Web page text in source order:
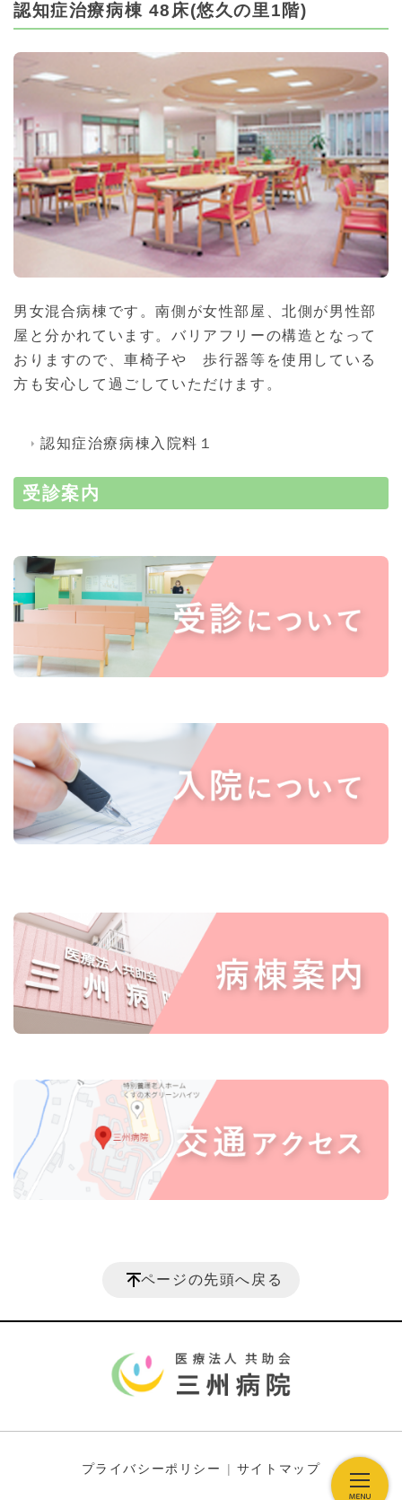
認知症治療病棟 48床(悠久の里1階)
男女混合病棟です。南側が女性部屋、北側が男性部
屋と分かれています。バリアフリーの構造となって
おりますので、車椅子や 歩行器等を使用している
方も安心して過ごしていただけます。
認知症治療病棟入院料１
受診案内
ページの先頭へ戻る
プライバシーポリシー サイトマップ